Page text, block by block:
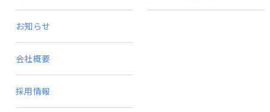
お知らせ
会社概要
採用情報